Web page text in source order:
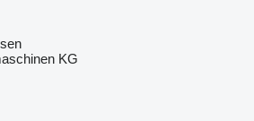
KG